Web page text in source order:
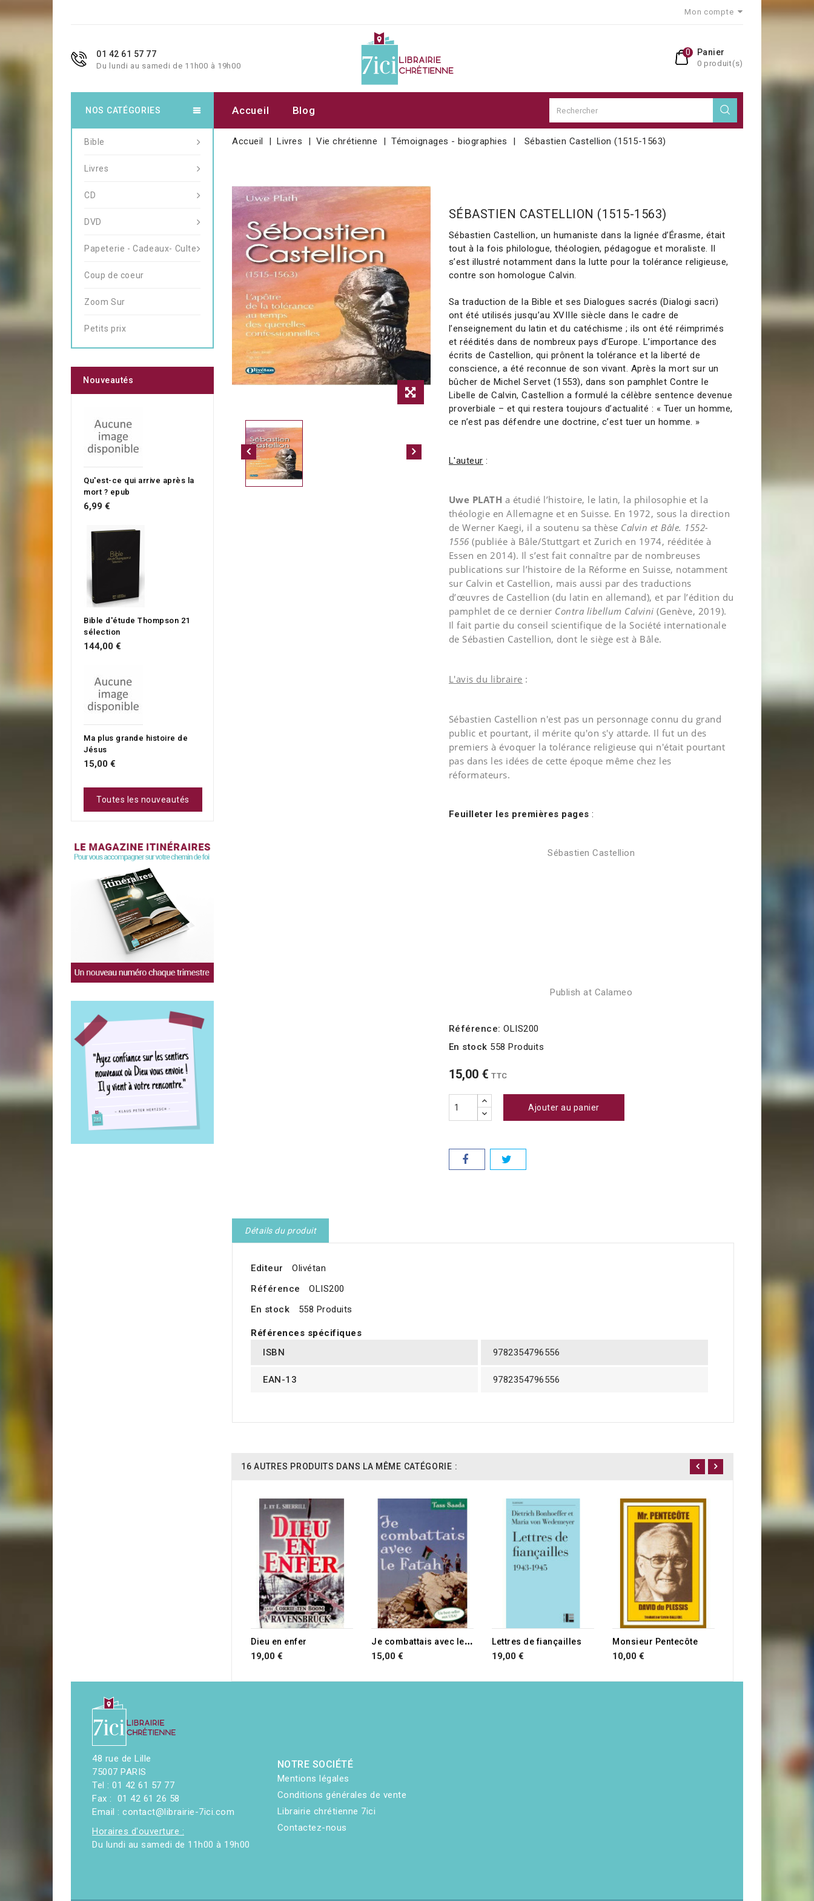
Mon compte
01 42 61 57 77
Du lundi au samedi de 11h00 à 19h00
Panier
0 produit(s)
0
Accueil Blog
Accueil Livres Vie chrétienne Témoignages - biographies Sébastien Castellion (1515-1563)
SÉBASTIEN CASTELLION (1515-1563)
Sébastien Castellion, un humaniste dans la lignée d’Érasme, était
tout à la fois philologue, théologien, pédagogue et moraliste. Il
s’est illustré notamment dans la lutte pour la tolérance religieuse,
contre son homologue Calvin.
Sa traduction de la Bible et ses Dialogues sacrés (Dialogi sacri)
ont été utilisés jusqu’au XVIIIe siècle dans le cadre de
l’enseignement du latin et du catéchisme ; ils ont été réimprimés
et réédités dans de nombreux pays d’Europe. L’importance des
écrits de Castellion, qui prônent la tolérance et la liberté de
conscience, a été reconnue de son vivant. Après la mort sur un
bûcher de Michel Servet (1553), dans son pamphlet Contre le
Libelle de Calvin, Castellion a formulé la célèbre sentence devenue
proverbiale – et qui restera toujours d’actualité : « Tuer un homme,
ce n’est pas défendre une doctrine, c’est tuer un homme. »
L'auteur :
Uwe PLATH a étudié l’histoire, le latin, la philosophie et la
théologie en Allemagne et en Suisse. En 1972, sous la direction
de Werner Kaegi, il a soutenu sa thèse Calvin et Bâle. 1552-
1556 (publiée à Bâle/Stuttgart et Zurich en 1974, rééditée à
Essen en 2014). Il s’est fait connaître par de nombreuses
publications sur l’histoire de la Réforme en Suisse, notamment
sur Calvin et Castellion, mais aussi par des traductions
d’œuvres de Castellion (du latin en allemand), et par l’édition du
pamphlet de ce dernier Contra libellum Calvini (Genève, 2019).
Il fait partie du conseil scientifique de la Société internationale
de Sébastien Castellion, dont le siège est à Bâle.
L'avis du libraire :
Sébastien Castellion n'est pas un personnage connu du grand
public et pourtant, il mérite qu'on s'y attarde. Il fut un des
premiers à évoquer la tolérance religieuse qui n'était pourtant
pas dans les idées de cette époque même chez les
réformateurs.
Feuilleter les premières pages :
Sébastien Castellion
Publish at Calameo
Référence: OLIS200
En stock 558 Produits
15,00 € TTC
Ajouter au panier
Détails du produit
Editeur
Olivétan
Référence
OLIS200
En stock
558 Produits
Références spécifiques
ISBN
9782354796556
EAN-13 9782354796556
16 AUTRES PRODUITS DANS LA MÊME CATÉGORIE :
Dieu en enfer
19,00 €
J
e combattais avec le Fatah
15,00 €
Lettres de fiançailles
19,00 €
Monsieur Pentecôte
10,00 €
Résurrection
NOS CATÉGORIES
Bible
Livres
CD
DVD
Papeterie - Cadeaux- Culte
Coup de coeur
Zoom Sur
Petits prix
Nouveautés
Qu'est-ce qui arrive après la
mort ? epub
6,99 €
Bible d'étude Thompson 21
sélection
144,00 €
Ma plus grande histoire de
Jésus
15,00 €
Toutes les nouveautés
48 rue de Lille
75007 PARIS
Tel : 01 42 61 57 77
Fax : 01 42 61 26 58
Email : contact@librairie-7ici.com
Horaires d'ouverture :
Du lundi au samedi de 11h00 à 19h00
NOTRE SOCIÉTÉ
Mentions légales
Conditions générales de vente
Librairie chrétienne 7ici
Contactez-nous